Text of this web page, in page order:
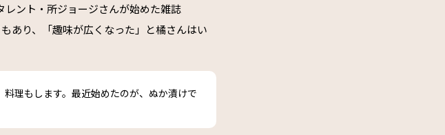
ント・所ジョージさんが始めた雑誌
あり、「趣味が広くなった」と橘さんはい
料理もします。最近始めたのが、ぬか漬けで